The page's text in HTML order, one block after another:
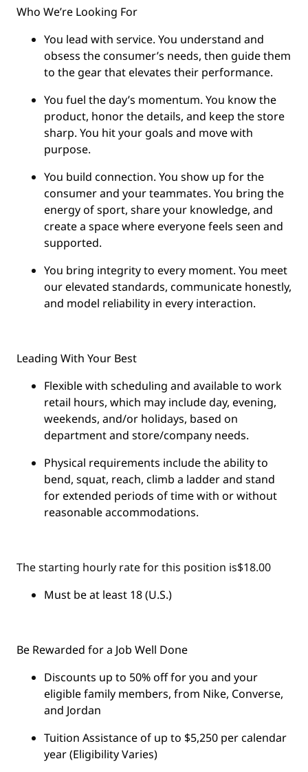
Who We’re Looking For
You lead with service. You understand and
obsess the consumer’s needs, then guide them
to the gear that elevates their performance.
You fuel the day’s momentum. You know the
product, honor the details, and keep the store
sharp. You hit your goals and move with
purpose.
You build connection. You show up for the
consumer and your teammates. You bring the
energy of sport, share your knowledge, and
create a space where everyone feels seen and
supported.
You bring integrityto every moment. You meet
our elevated standards, communicate honestly,
and model reliability in every interaction.
Leading With Your Best
Flexible with scheduling and available to work
retail hours, which may include day, evening,
weekends, and/or holidays, based on
department and store/company needs.
Physical requirements include the ability to
bend, squat, reach, climb a ladder and stand
for extended periods of time with or without
reasonable accommodations.
The starting hourly rate for this position isㅤ$18.00
Must be at least 18 (U.S.)
Be Rewarded for a Job Well Done
Discounts up to 50% off for you and your
eligible family members, from Nike, Converse,
and Jordan
Tuition Assistance of up to $5,250 per calendar
year (Eligibility Varies)